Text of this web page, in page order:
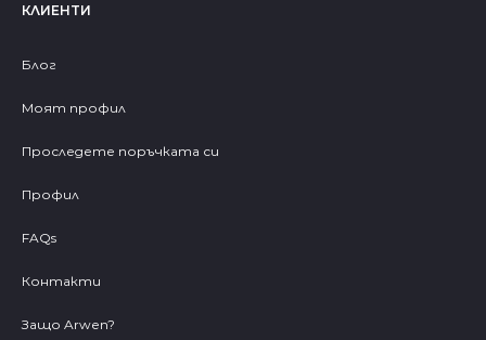
КЛИЕНТИ
Блог
Моят профил
Проследете поръчката си
Профил
FAQs
Контакти
Защо Arwen?